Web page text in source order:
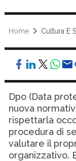
Home Cultura E
Dpo (Data
nuova
rispettarla
procedura di
valutare il
organizzativo.